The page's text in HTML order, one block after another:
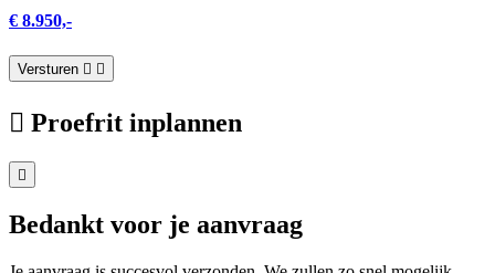
€ 8.950,-
Versturen
Proefrit inplannen
Bedankt voor je aanvraag